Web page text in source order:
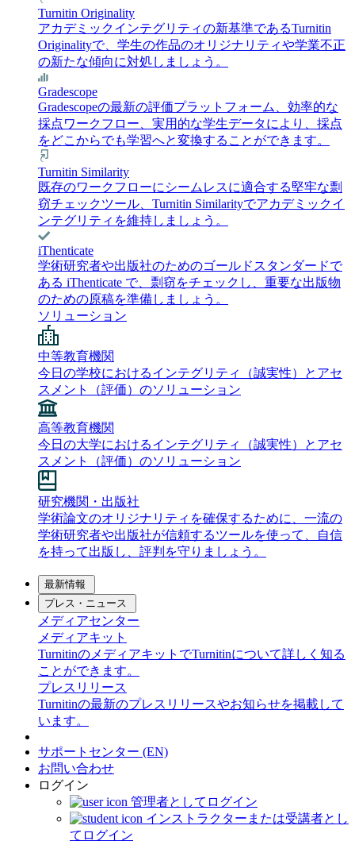
Turnitin Originality
アカデミックインテグリティの新基準であるTurnitin
Originalityで、学生の作品のオリジナリティや学業不正
の新たな傾向に対処しましょう。
Gradescope
Gradescopeの最新の評価プラットフォーム、効率的な
採点ワークフロー、実用的な学生データにより、採点
をどこからでも学習へと変換することができます。
Turnitin Similarity
既存のワークフローにシームレスに適合する堅牢な剽
窃チェックツール、Turnitin Similarityでアカデミックイ
ンテグリティを維持しましょう。
iThenticate
学術研究者や出版社のためのゴールドスタンダードで
ある iThenticate で、剽窃をチェックし、重要な出版物
のための原稿を準備しましょう。
ソリューション
中等教育機関
今日の学校におけるインテグリティ（誠実性）とアセ
スメント（評価）のソリューション
高等教育機関
今日の大学におけるインテグリティ（誠実性）とアセ
スメント（評価）のソリューション
研究機関・出版社
学術論文のオリジナリティを確保するために、一流の
学術研究者や出版社が信頼するツールを使って、自信
を持って出版し、評判を守りましょう。
最新情報
プレス・ニュース
メディアセンター
メディアキット
TurnitinのメディアキットでTurnitinについて詳しく知る
ことができます。
プレスリリース
Turnitinの最新のプレスリリースやお知らせを掲載して
います。
サポートセンター (EN)
お問い合わせ
ログイン
管理者としてログイン
インストラクターまたは受講者とし
てログイン